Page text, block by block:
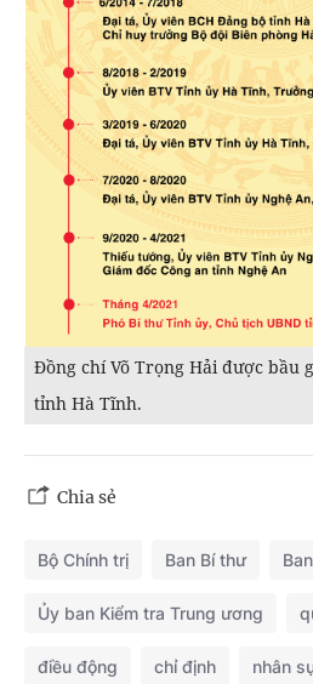
Đồng chí Võ Trọng Hải được bầu
tỉnh Hà Tĩnh.
Chia sẻ
Bộ Chính trị Ban Bí thư
Ủy ban Kiểm tra Trung ương
điều động chỉ định nhân